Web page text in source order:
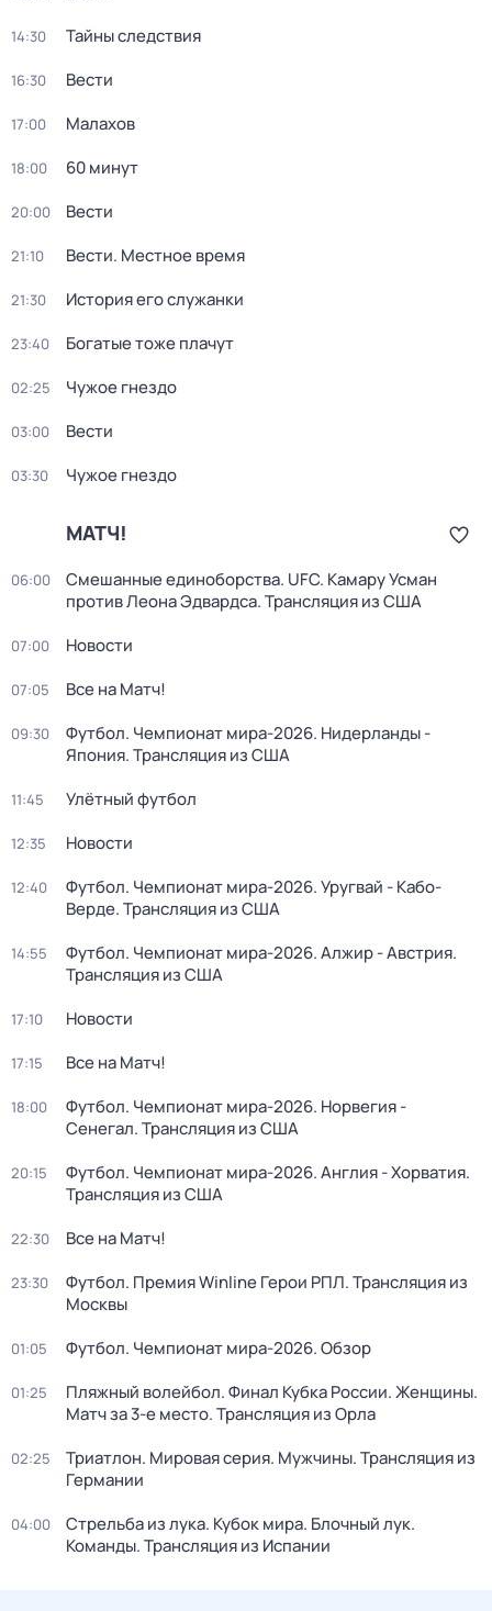
14:30 Тайны следствия
16:30 Вести
17:00 Малахов
18:00 60 минут
20:00 Вести
21:10 Вести. Местное время
21:30 История его служанки
23:40 Богатые тоже плачут
02:25 Чужое гнездо
03:00 Вести
03:30 Чужое гнездо
МАТЧ!
06:00
Смешанные единоборства. UFC. Камару Усман
против Леона Эдвардса. Трансляция из США
07:00 Новости
07:05 Все на Матч!
09:30
Футбол. Чемпионат мира-2026. Нидерланды -
Япония. Трансляция из США
11:45 Улётный футбол
12:35 Новости
12:40
Футбол. Чемпионат мира-2026. Уругвай - Кабо-
Верде. Трансляция из США
14:55
Футбол. Чемпионат мира-2026. Алжир - Австрия.
Трансляция из США
17:10 Новости
17:15 Все на Матч!
18:00
Футбол. Чемпионат мира-2026. Норвегия -
Сенегал. Трансляция из США
20:15
Футбол. Чемпионат мира-2026. Англия - Хорватия.
Трансляция из США
22:30 Все на Матч!
23:30
Футбол. Премия Winline Герои РПЛ. Трансляция из
Москвы
01:05 Футбол. Чемпионат мира-2026. Обзор
01:25
Пляжный волейбол. Финал Кубка России. Женщины.
Матч за 3-е место. Трансляция из Орла
02:25
Триатлон. Мировая серия. Мужчины. Трансляция из
Германии
04:00
Стрельба из лука. Кубок мира. Блочный лук.
Команды. Трансляция из Испании